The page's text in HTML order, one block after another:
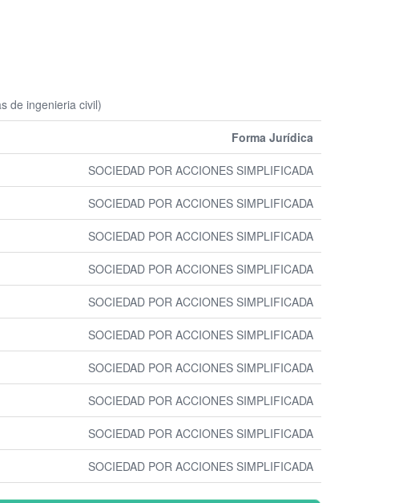
de ingenieria civil)
Forma Jurídica
SOCIEDAD POR ACCIONES SIMPLIFICADA
SOCIEDAD POR ACCIONES SIMPLIFICADA
SOCIEDAD POR ACCIONES SIMPLIFICADA
SOCIEDAD POR ACCIONES SIMPLIFICADA
SOCIEDAD POR ACCIONES SIMPLIFICADA
SOCIEDAD POR ACCIONES SIMPLIFICADA
SOCIEDAD POR ACCIONES SIMPLIFICADA
SOCIEDAD POR ACCIONES SIMPLIFICADA
SOCIEDAD POR ACCIONES SIMPLIFICADA
SOCIEDAD POR ACCIONES SIMPLIFICADA